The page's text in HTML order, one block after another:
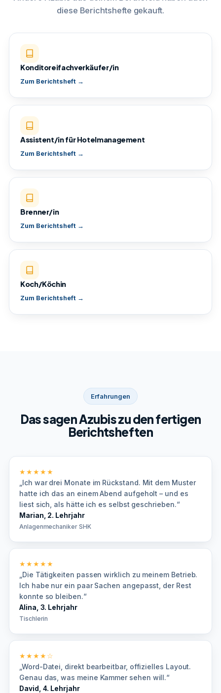
diese Berichtshefte gekauft.
Konditoreifachverkäufer/in
Zum Berichtsheft →
Assistent/in für Hotelmanagement
Zum Berichtsheft →
Brenner/in
Zum Berichtsheft →
Koch/Köchin
Zum Berichtsheft →
Erfahrungen
Das sagen Azubis zu den fertigen
Berichtsheften
★★★★★
„Ich war drei Monate im Rückstand. Mit dem Muster
hatte ich das an einem Abend aufgeholt – und es
liest sich, als hätte ich es selbst geschrieben.“
Marian, 2. Lehrjahr
Anlagenmechaniker SHK
★★★★★
„Die Tätigkeiten passen wirklich zu meinem Betrieb.
Ich habe nur ein paar Sachen angepasst, der Rest
konnte so bleiben.“
Alina, 3. Lehrjahr
Tischlerin
★★★★☆
„Word-Datei, direkt bearbeitbar, offizielles Layout.
Genau das, was meine Kammer sehen will.“
David, 4. Lehrjahr